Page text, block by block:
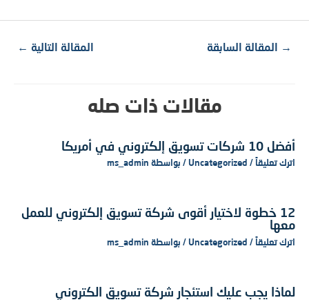
→ المقالة السابقة المقالة التالية ←
مقالات ذات صله
أفضل 10 شركات تسويق إلكتروني في أمريكا
اترك تعليقاً /
Uncategorized / بواسطة ms_admin
12 خطوة لاختيار أقوى شركة تسويق إلكتروني للعمل
معها
اترك تعليقاً /
Uncategorized / بواسطة ms_admin
لماذا يجب عليك استئجار شركة تسويق الكتروني